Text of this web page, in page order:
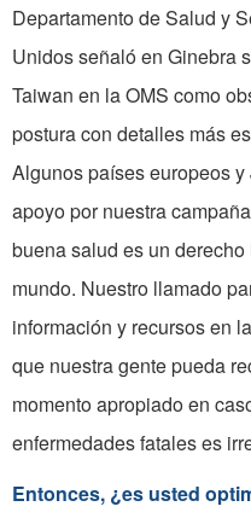
Departamento de Salud y
Unidos señaló en Ginebra
Taiwan en la OMS como
postura con detalles más
Algunos países europeos
apoyo por nuestra
buena salud es un
mundo. Nuestro llamado
información y recursos en
que nuestra gente pueda
momento apropiado en
enfermedades fatales es
Entonces, ¿es usted